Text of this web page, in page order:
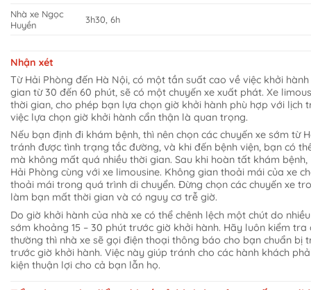
Nhà xe Ngọc
Huyền
3h30, 6h
Nhận xét
Từ Hải Phòng đến Hà Nội, có một tần suất cao về việc khởi
gian từ 30 đến 60 phút, sẽ có một chuyến xe xuất phát. Xe
thời gian, cho phép bạn lựa chọn giờ khởi hành phù hợp với lịch
việc lựa chọn giờ khởi hành cẩn thận là quan trọng.
Nếu bạn định đi khám bệnh, thì nên chọn các chuyến xe sớm từ
tránh được tình trạng tắc đường, và khi đến bệnh viện, bạn có
mà không mất quá nhiều thời gian. Sau khi hoàn tất khám
Hải Phòng cùng với xe limousine. Không gian thoải mái của xe
thoải mái trong quá trình di chuyển. Đừng chọn các chuyến xe
làm bạn mất thời gian và có nguy cơ trễ giờ.
Do giờ khởi hành của nhà xe có thể chênh lệch một chút do
sớm khoảng 15 – 30 phút trước giờ khởi hành. Hãy luôn kiểm
thường thì nhà xe sẽ gọi điện thoại thông báo cho bạn chuẩn bị
trước giờ khởi hành. Việc này giúp tránh cho các hành khách
kiện thuận lợi cho cả bạn lẫn họ.